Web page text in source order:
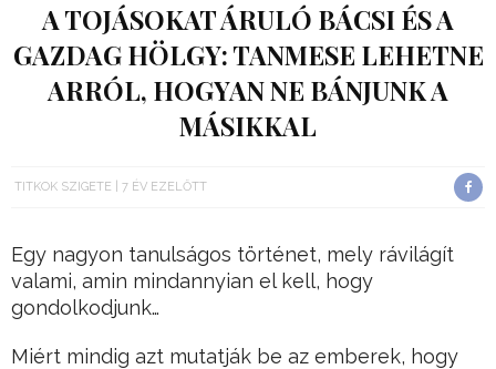
A TOJÁSOKAT ÁRULÓ BÁCSI ÉS A
GAZDAG HÖLGY: TANMESE LEHETNE
ARRÓL, HOGYAN NE BÁNJUNK A
MÁSIKKAL
TITKOK SZIGETE 7 ÉV EZELŐTT
Egy nagyon tanulságos történet, mely rávilágít
valami, amin mindannyian el kell, hogy
gondolkodjunk…
Miért mindig azt mutatják be az emberek, hogy